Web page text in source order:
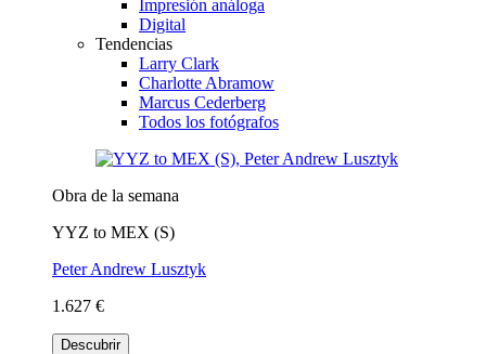
Impresión análoga
Digital
Tendencias
Larry Clark
Charlotte Abramow
Marcus Cederberg
Todos los fotógrafos
Obra de la semana
YYZ to MEX (S)
Peter Andrew Lusztyk
1.627 €
Descubrir